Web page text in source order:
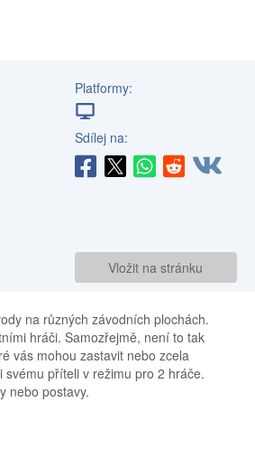
Platformy:
Sdílej na:
Vložit na stránku
na různých závodních plochách.
hráči. Samozřejmě, není to tak
vás mohou zastavit nebo zcela
příteli v režimu pro 2 hráče.
nebo postavy.